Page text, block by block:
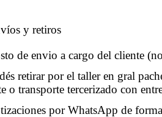
y retiros
de envio a cargo del cliente
retirar por el taller en gral
o transporte tercerizado con
por WhatsApp de